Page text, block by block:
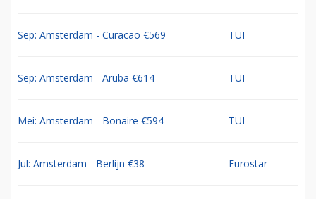
Sep: Amsterdam - Curacao €569 TUI
Sep: Amsterdam - Aruba €614 TUI
Mei: Amsterdam - Bonaire €594 TUI
Jul: Amsterdam - Berlijn €38 Eurostar